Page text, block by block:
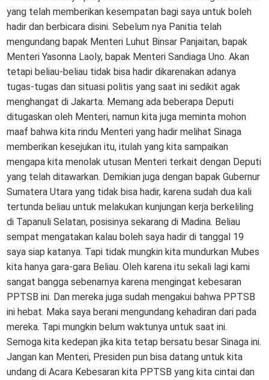
yang telah memberikan kesempatan bagi saya untuk boleh
hadir dan berbicara disini. Sebelum nya Panitia telah
mengundang bapak Menteri Luhut Binsar Panjaitan, bapak
Menteri Yasonna Laoly, bapak Menteri Sandiaga Uno. Akan
tetapi beliau-beliau tidak bisa hadir dikarenakan adanya
tugas-tugas dan situasi politis yang saat ini sedikit agak
menghangat di Jakarta. Memang ada beberapa Deputi
ditugaskan oleh Menteri, namun kita juga meminta mohon
maaf bahwa kita rindu Menteri yang hadir melihat Sinaga
memberikan kesejukan itu, itulah yang kita sampaikan
mengapa kita menolak utusan Menteri terkait dengan Deputi
yang telah ditawarkan. Demikian juga dengan bapak Gubernur
Sumatera Utara yang tidak bisa hadir, karena sudah dua kali
tertunda beliau untuk melakukan kunjungan kerja berkeliling
di Tapanuli Selatan, posisinya sekarang di Madina. Beliau
sempat mengatakan kalau boleh saya hadir di tanggal 19
saya siap katanya. Tapi tidak mungkin kita mundurkan Mubes
kita hanya gara-gara Beliau. Oleh karena itu sekali lagi kami
sangat bangga sebenarnya karena mengingat kebesaran
PPTSB ini. Dan mereka juga sudah mengakui bahwa PPTSB
ini hebat. Maka saya berani mengundang kehadiran dari pada
mereka. Tapi mungkin belum waktunya untuk saat ini.
Semoga kita kedepan jika kita tetap bersatu besar Sinaga ini.
Jangan kan Menteri, Presiden pun bisa datang untuk kita
undang di Acara Kebesaran kita PPTSB yang kita cintai dan